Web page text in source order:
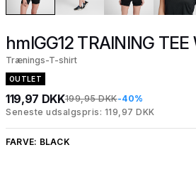
hmlGG12 TRAINING
Trænings-T-shirt
OUTLET
119,97 DKK199,95 DKK-40%
Seneste udsalgspris: 119,97 DKK
FARVE: BLACK